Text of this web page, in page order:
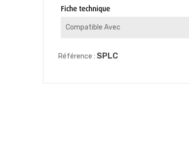
Fiche technique
Compatible Avec
Référence : SPLC